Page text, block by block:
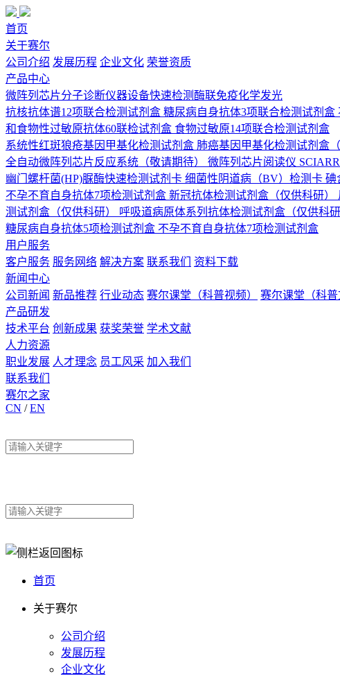
首页
关于赛尔
公司介绍 发展历程 企业文化 荣誉资质
产品中心
微阵列芯片分子诊断仪器设备快速检测 酶联免疫化学发光
抗核抗体谱12项联合检测试剂盒 糖尿病自身抗体3项联合检测试剂盒
和食物性过敏原抗体60联检试剂盒 食物过敏原14项联合检测试剂盒
系统性红斑狼疮基因甲基化检测试剂盒 肺癌基因甲基化检测试剂盒
全自动微阵列芯片反应系统（敬请期待） 微阵列芯片阅读仪
幽门螺杆菌(HP)脲酶快速检测试剂卡 细菌性阴道病（BV）检测卡 碘
不孕不育自身抗体7项检测试剂盒 新冠抗体检测试剂盒（仅供科研）
测试剂盒（仅供科研）
呼吸道病原体系列抗体检测试剂盒（仅供科研
糖尿病自身抗体5项检测试剂盒 不孕不育自身抗体7项检测试剂盒
用户服务
客户服务 服务网络 解决方案 联系我们
资料下载
新闻中心
公司新闻 新品推荐 行业动态 赛尔课堂（科普视频）
赛尔课堂（科普
产品研发
技术平台 创新成果 获奖荣誉 学术文献
人力资源
职业发展 人才理念 员工风采 加入我们
联系我们
赛尔之家
CN /EN
首页
关于赛尔
公司介绍
发展历程
企业文化